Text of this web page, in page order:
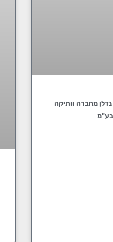
2 לפרויקט נדלן מחברה וותיקה
בע"מ